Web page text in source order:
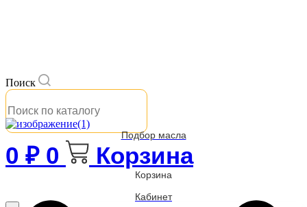
Поиск
Подбор масла
0 ₽ 0 Корзина
Корзина
Кабинет